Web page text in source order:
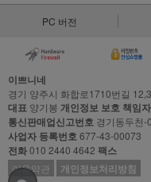
PC 버전
이쁘니네
경기 양주시 화합로1710번길
대표 양기봉 개인정보 보호 책임자
통신판매업신고번호 경기동두천-
사업자 등록번호677-43-00073
전화010 2440 4642 팩스
이용약관 개인정보처리방침